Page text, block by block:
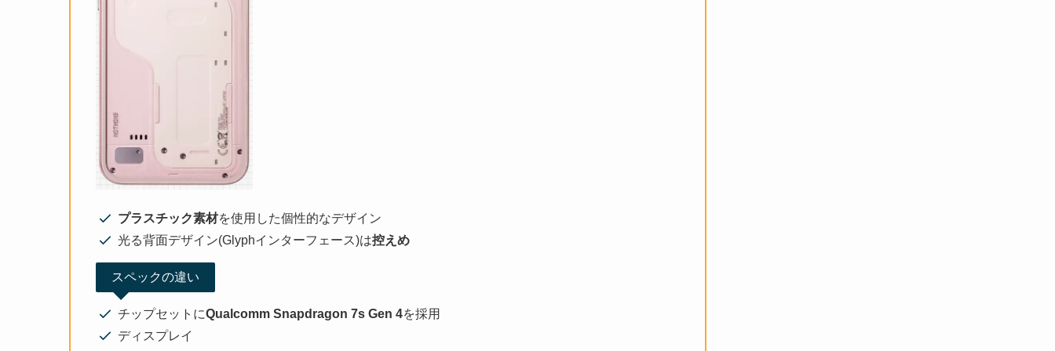
プラスチック素材を使用した個性的なデザイン
光る背面デザイン(Glyphインターフェース)は控えめ
スペックの違い
チップセットにQualcomm Snapdragon 7s Gen 4を採用
ディスプレイ